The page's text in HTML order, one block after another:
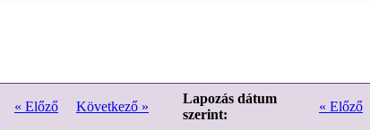
« Előző Következő »
Lapozás dátum
szerint:
« Előző